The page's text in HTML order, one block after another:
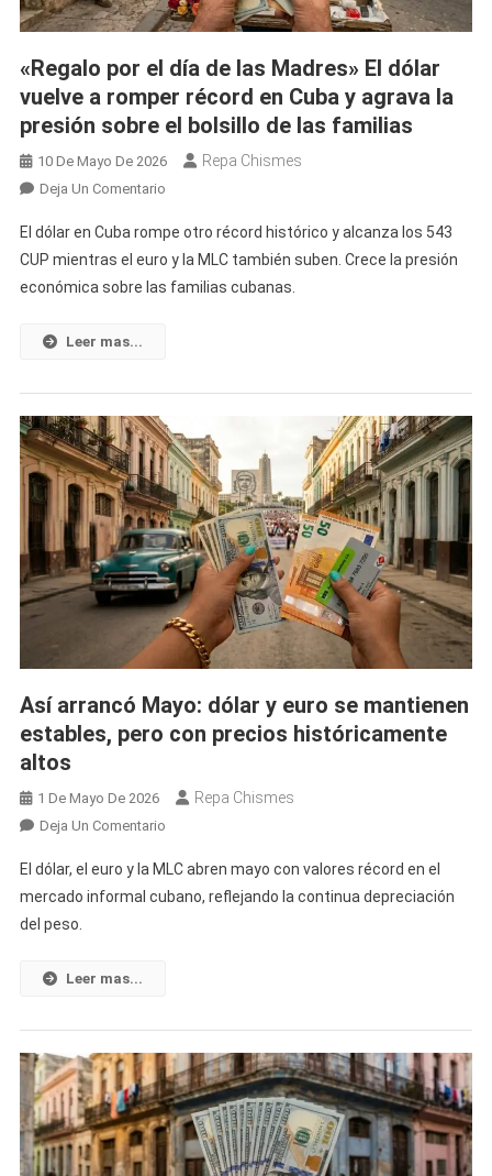
«Regalo por el día de las Madres» El dólar
vuelve a romper récord en Cuba y agrava la
presión sobre el bolsillo de las familias
10 De Mayo De 2026 Repa Chismes
Deja Un ComentarioEn
Por
El
Día
El
Vuelve
A
Romper
Récord
En
Cuba
Y
Agrava
Presión
El
Bolsillo
Las
Familias
El dólar en Cuba rompe otro récord histórico y alcanza los 543
CUP mientras el euro y la MLC también suben. Crece la presión
económica sobre las familias cubanas.
Leer mas...
Así arrancó Mayo: dólar y euro se mantienen
estables, pero con precios históricamente
altos
1 De Mayo De 2026 Repa Chismes
Deja Un ComentarioEn
Arrancó
Mayo:
Mantienen
Estables,
Pero
Con
Precios
Históricamente
El dólar, el euro y la MLC abren mayo con valores récord en el
mercado informal cubano, reflejando la continua depreciación
del peso.
Leer mas...